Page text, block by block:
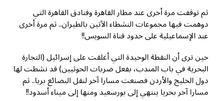
ثم توقفت مرة أخرى عند مطار القاهرة وفنادق القاهرة التي
دوهمت فيها مجموعات النشطاء الآتين بالطيران.. ثم مرة أخرى
عند الإسماعيلية على حدود قناة السويس!!
حين ترى أن النقطة الوحيدة التي أغلقت على إسرائيل (التجارة
البحرية في باب المندب، بفعل ضربات الحوثيين) قد نشطت لها
دول الخليج والأردن فصنعت مسارا آخر لنقل البضائع بريا.. ثم
مسارا آخر بحريا ينتهي إلى بورسعيد ومنها إلى ميناء أسدود!!